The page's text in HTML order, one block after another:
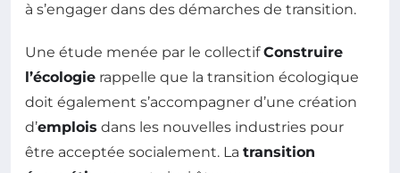
à s’engager dans des démarches de transition.
Une étude menée par le collectifConstruire
l’écologie rappelle que la transition écologique
doit également s’accompagner d’une création
d’emplois dans les nouvelles industries pour
être acceptée socialement. La transition